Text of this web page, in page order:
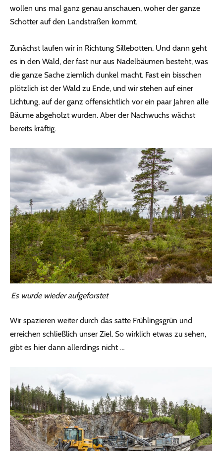
wollen uns mal ganz genau anschauen, woher der ganze
Schotter auf den Landstraßen kommt.
Zunächst laufen wir in Richtung Sillebotten. Und dann geht
es in den Wald, der fast nur aus Nadelbäumen besteht, was
die ganze Sache ziemlich dunkel macht. Fast ein bisschen
plötzlich ist der Wald zu Ende, und wir stehen auf einer
Lichtung, auf der ganz offensichtlich vor ein paar Jahren alle
Bäume abgeholzt wurden. Aber der Nachwuchs wächst
bereits kräftig.
Es wurde wieder aufgeforstet
Wir spazieren weiter durch das satte Frühlingsgrün und
erreichen schließlich unser Ziel. So wirklich etwas zu sehen,
gibt es hier dann allerdings nicht …